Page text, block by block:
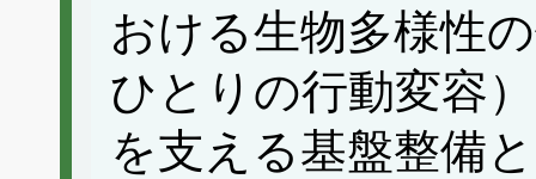
おける生物多様性
ひとりの行動変容
を支える基盤整備